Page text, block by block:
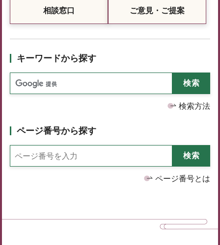
相談窓口 ご意見・ご提案
キーワードから探す
検索方法
ページ番号から探す
ページ番号とは